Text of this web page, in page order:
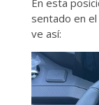
En esta
sentado en
ve así: